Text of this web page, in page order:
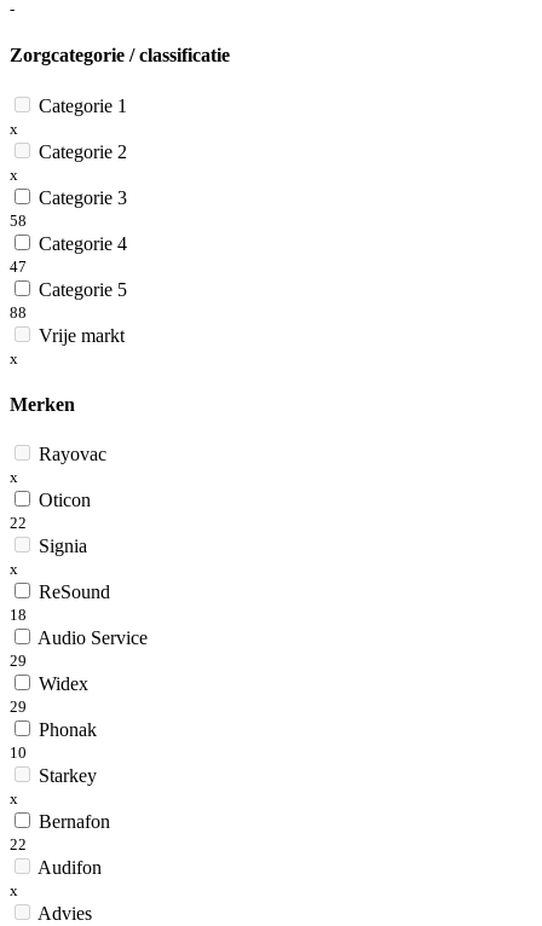
-
Zorgcategorie / classificatie
Categorie 1
x
Categorie 2
x
Categorie 3
58
Categorie 4
47
Categorie 5
88
Vrije markt
x
Merken
Rayovac
x
Oticon
22
Signia
x
ReSound
18
Audio Service
29
Widex
29
Phonak
10
Starkey
x
Bernafon
22
Audifon
x
Advies